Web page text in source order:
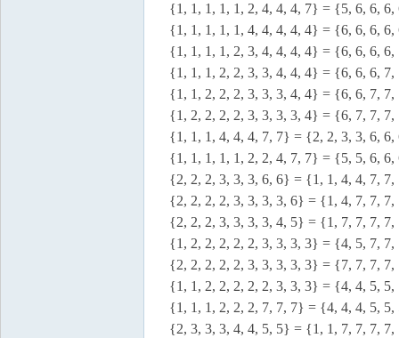
{1, 1, 1, 1, 1, 2, 4, 4, 4, 7} = {5, 6, 6,
{1, 1, 1, 1, 1, 4, 4, 4, 4, 4} = {6, 6, 6,
{1, 1, 1, 1, 2, 3, 4, 4, 4, 4} = {6, 6, 6,
{1, 1, 1, 2, 2, 3, 3, 4, 4, 4} = {6, 6, 6,
{1, 1, 2, 2, 2, 3, 3, 3, 4, 4} = {6, 6, 7,
{1, 2, 2, 2, 2, 3, 3, 3, 3, 4} = {6, 7, 7,
{1, 1, 1, 4, 4, 4, 7, 7} = {2, 2, 3, 3, 6,
{1, 1, 1, 1, 1, 2, 2, 4, 7, 7} = {5, 5, 6,
{2, 2, 2, 3, 3, 3, 6, 6} = {1, 1, 4, 4, 7,
{2, 2, 2, 2, 3, 3, 3, 3, 6} = {1, 4, 7, 7,
{2, 2, 2, 3, 3, 3, 3, 4, 5} = {1, 7, 7, 7,
{1, 2, 2, 2, 2, 2, 3, 3, 3, 3} = {4, 5, 7,
{2, 2, 2, 2, 2, 3, 3, 3, 3, 3} = {7, 7, 7,
{1, 1, 2, 2, 2, 2, 2, 3, 3, 3} = {4, 4, 5,
{1, 1, 1, 2, 2, 2, 7, 7, 7} = {4, 4, 4, 5,
{2, 3, 3, 3, 4, 4, 5, 5} = {1, 1, 7, 7, 7,